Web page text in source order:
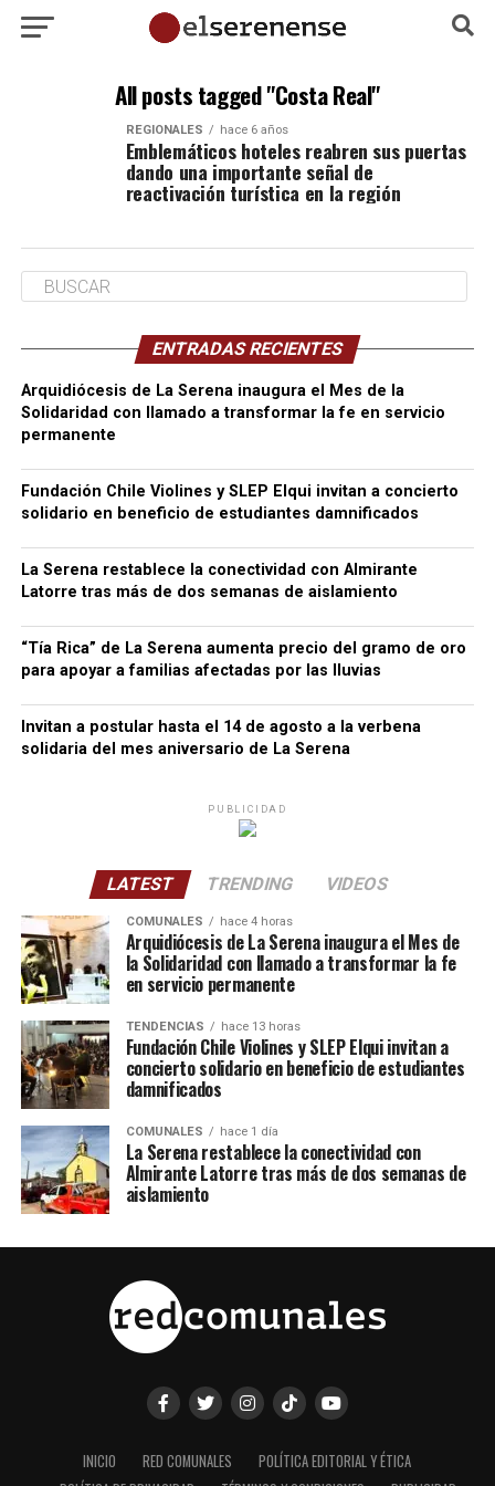
All posts tagged "Costa Real"
REGIONALES hace 6 años
Emblemáticos hoteles reabren sus puertas
dando una importante señal de
reactivación turística en la región
ENTRADAS RECIENTES
Arquidiócesis de La Serena inaugura el Mes de la
Solidaridad con llamado a transformar la fe en servicio
permanente
Fundación Chile Violines y SLEP Elqui invitan a concierto
solidario en beneficio de estudiantes damnificados
La Serena restablece la conectividad con Almirante
Latorre tras más de dos semanas de aislamiento
“Tía Rica” de La Serena aumenta precio del gramo de oro
para apoyar a familias afectadas por las lluvias
Invitan a postular hasta el 14 de agosto a la verbena
solidaria del mes aniversario de La Serena
PUBLICIDAD
LATEST TRENDING VIDEOS
COMUNALES hace 4 horas
Arquidiócesis de La Serena inaugura el Mes de
la Solidaridad con llamado a transformar la fe
en servicio permanente
TENDENCIAS hace 13 horas
Fundación Chile Violines y SLEP Elqui invitan a
concierto solidario en beneficio de estudiantes
damnificados
COMUNALES hace 1 día
La Serena restablece la conectividad con
Almirante Latorre tras más de dos semanas de
aislamiento
INICIO RED COMUNALES
POLÍTICA EDITORIAL Y ÉTICA